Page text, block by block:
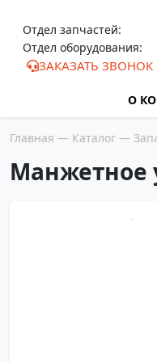
Отдел запчастей:
Отдел оборудования:
ЗАКАЗАТЬ ЗВОНОК
О
Главная — Каталог —
Манжетное